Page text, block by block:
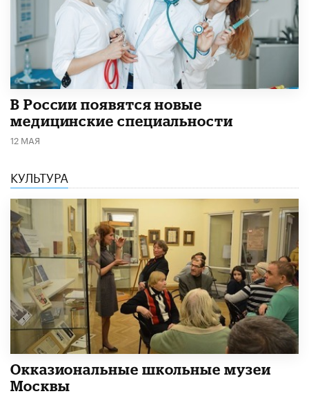
В России появятся новые
медицинские специальности
12 МАЯ
КУЛЬТУРА
​Окказиональные школьные музеи
Москвы